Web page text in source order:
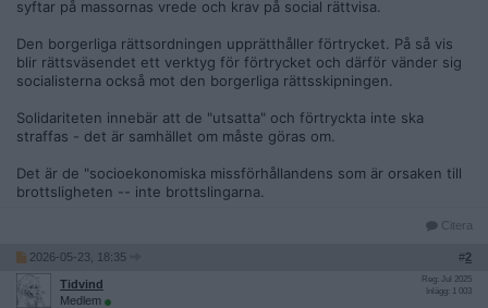
syftar på massornas vrede och krav på social rättvisa.
Den borgerliga rättsordningen upprätthåller förtrycket. På så vis
blir rättsväsendet ett verktyg för förtrycket och därför vänder sig
socialisterna också mot den borgerliga rättsskipningen.
Solidariteten innebär att de "utsatta" och förtryckta inte ska
straffas - det är samhället om måste göras om.
Det är de "socioekonomiska missförhållandens som är orsaken till
brottsligheten -- inte brottslingarna.
Citera
2026-05-23, 18:35 #2
Tidvind
Medlem
Reg: Jul 2025
Inlägg: 1 003